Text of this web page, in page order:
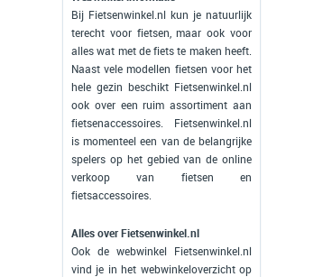
Bij Fietsenwinkel.nl kun je natuurlijk
terecht voor fietsen, maar ook voor
alles wat met de fiets te maken heeft.
Naast vele modellen fietsen voor het
hele gezin beschikt Fietsenwinkel.nl
ook over een ruim assortiment aan
fietsenaccessoires. Fietsenwinkel.nl
is momenteel een van de belangrijke
spelers op het gebied van de online
verkoop van fietsen en
fietsaccessoires.
Alles over Fietsenwinkel.nl
Ook de webwinkel Fietsenwinkel.nl
vind je in het webwinkeloverzicht op